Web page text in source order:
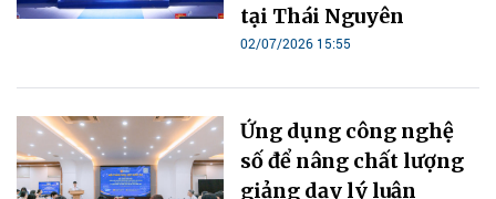
tại Thái Nguyên
02/07/2026 15:55
Ứng dụng công nghệ
số để nâng chất lượng
giảng dạy lý luận